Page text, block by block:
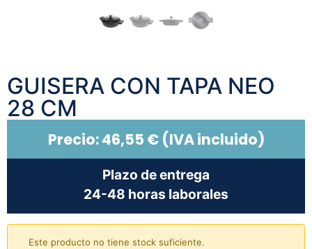
GUISERA CON TAPA NEO
28 CM
Precio:46,55 €(IVA incluido)
Plazo de entrega
24-48 horas laborales
Este producto no tiene stock suficiente.